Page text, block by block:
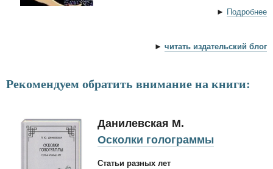
► Подробнее
► читать издательский блог
Рекомендуем обратить внимание на книги:
Данилевская М.
Осколки голограммы
Статьи разных лет